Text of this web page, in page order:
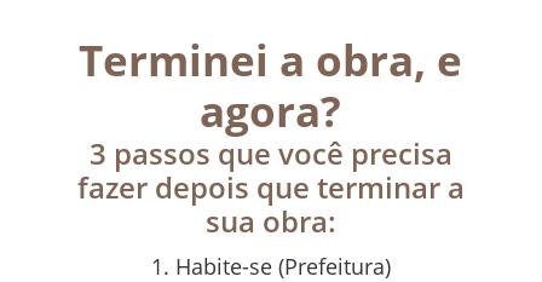
Terminei a obra, e
agora?
3 passos que você precisa
fazer depois que terminar a
sua obra:
Habite-se (Prefeitura)